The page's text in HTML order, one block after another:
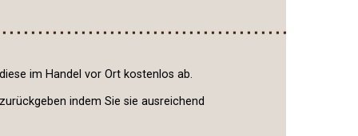
im Handel vor Ort kostenlos ab.
indem Sie sie ausreichend
Hinweise auch noch einmal in den